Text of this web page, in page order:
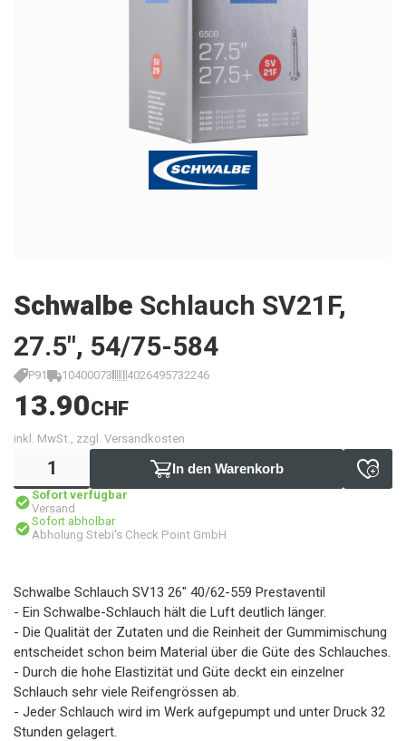
Schwalbe Schlauch SV21F,
27.5", 54/75-584
P91 10400073 4026495732246
13.90CHF
inkl. MwSt., zzgl. Versandkosten
In den Warenkorb
Sofort verfügbar
Versand
Sofort abholbar
Abholung Stebi's Check Point GmbH
Schwalbe Schlauch SV13 26" 40/62-559 Prestaventil
- Ein Schwalbe-Schlauch hält die Luft deutlich länger.
- Die Qualität der Zutaten und die Reinheit der Gummimischung
entscheidet schon beim Material über die Güte des Schlauches.
- Durch die hohe Elastizität und Güte deckt ein einzelner
Schlauch sehr viele Reifengrössen ab.
- Jeder Schlauch wird im Werk aufgepumpt und unter Druck 32
Stunden gelagert.